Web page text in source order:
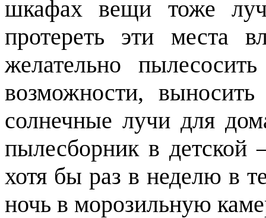
шкафах вещи тоже
протереть эти места
желательно
возможности,
солнечные лучи для
пылесборник в детской
хотя бы раз в неделю в
ночь в морозильную